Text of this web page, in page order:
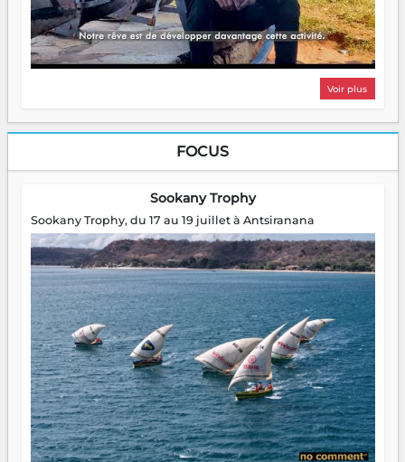
Voir plus
FOCUS
Sookany Trophy
Sookany Trophy, du 17 au 19 juillet à Antsiranana